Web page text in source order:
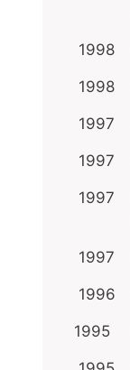
1998
1998
1997
1997
1997
1997
1996
1995